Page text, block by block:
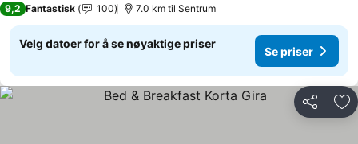
9,2 Fantastisk 100 7.0 km til Sentrum
Velg datoer for å se nøyaktige priser
Se priser
Del